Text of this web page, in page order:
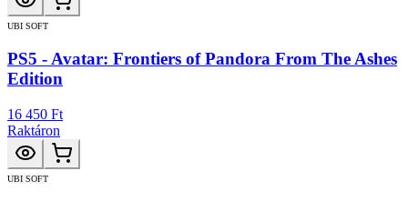
UBI SOFT
PS5 - Avatar: Frontiers of Pandora From The Ashes
Edition
16 450 Ft
Raktáron
UBI SOFT